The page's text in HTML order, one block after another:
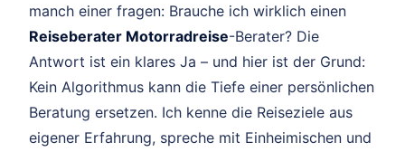
manch einer fragen: Brauche ich wirklich einen
Reiseberater Motorradreise-Berater? Die
Antwort ist ein klares Ja – und hier ist der Grund:
Kein Algorithmus kann die Tiefe einer persönlichen
Beratung ersetzen. Ich kenne die Reiseziele aus
eigener Erfahrung, spreche mit Einheimischen und